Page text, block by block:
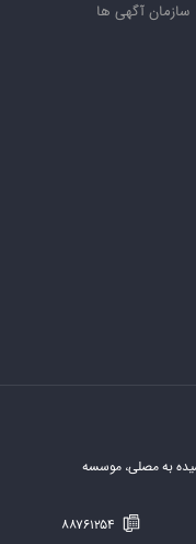
سازمان آگهی ها
به مصلی، موسسه